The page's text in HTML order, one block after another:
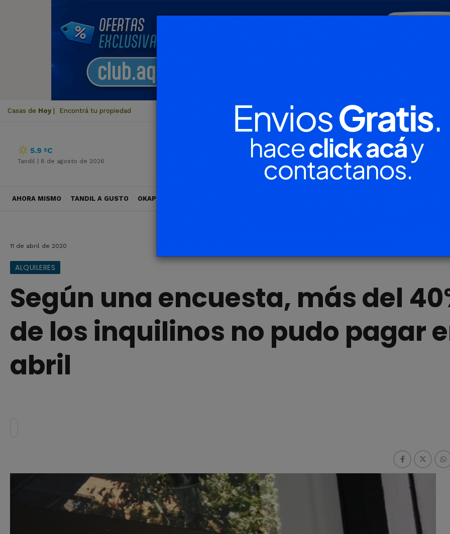
Casas de Hoy Encontrá tu propiedad
5.9 ºC
Tandil | 8 de agosto de 2026
AHORA MISMO TANDIL A GUSTO OKAPI VIAJES
11 de abril de 2020
ALQUILERES
Según una encuesta, más del
de los inquilinos no pudo pagar
abril